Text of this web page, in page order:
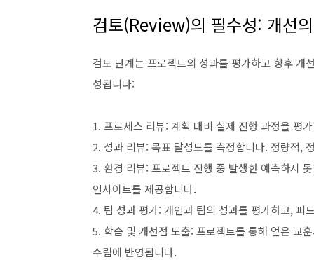
검토(Review)의 필수성: 개선
검토 단계는 프로젝트의 성과를 평가하고 향후 개
성됩니다:
1. 프로세스 리뷰: 계획 대비 실제 진행 과정을 평
2. 성과 리뷰: 목표 달성도를 측정합니다. 정량적,
3. 환경 리뷰: 프로젝트 진행 중 발생한 예측하지
인사이트를 제공합니다.
4. 팀 성과 평가: 개인과 팀의 성과를 평가하고, 피
5. 학습 및 개선점 도출: 프로젝트를 통해 얻은 교
수립에 반영됩니다.